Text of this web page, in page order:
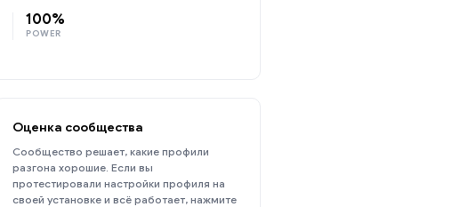
100%
POWER
Оценка сообщества
Сообщество решает, какие профили
разгона хорошие. Если вы
протестировали настройки профиля на
своей установке и всё работает, нажмите